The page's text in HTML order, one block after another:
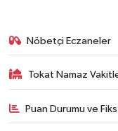
Nöbetçi Eczaneler
Tokat Namaz
Puan Durumu ve